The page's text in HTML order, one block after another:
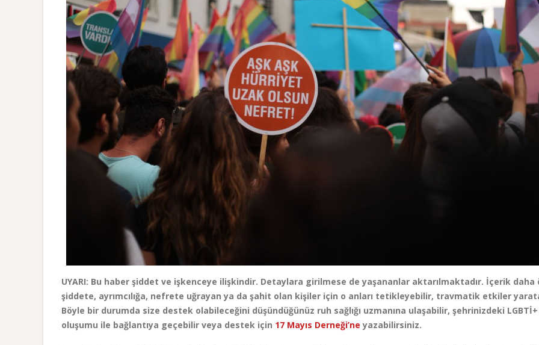
UYARI: Bu haber şiddet ve işkenceye ilişkindir. Detaylara girilmese de yaşananlar aktarılmaktadır. İçerik daha
şiddete, ayrımcılığa, nefrete uğrayan ya da şahit olan kişiler için o anları tetikleyebilir, travmatik etkiler
Böyle bir durumda size destek olabileceğini düşündüğünüz ruh sağlığı uzmanına ulaşabilir, şehrinizdeki LGBTİ+
oluşumu ile bağlantıya geçebilir veya destek için 17 Mayıs Derneği’ne yazabilirsiniz.